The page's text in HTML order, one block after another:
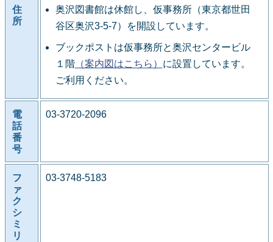
住
所
奥沢図書館は休館し、仮事務所（東京都世田
谷区奥沢3-5-7）を開設しています。
ブックポストは仮事務所と奥沢センタービル
１階（案内図はこちら） に設置しています。
ご利用ください。
電
話
番
号
03-3720-2096
フ
ァ
ク
シ
ミ
リ
03-3748-5183